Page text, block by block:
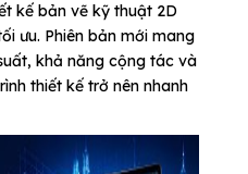
kế bản vẽ kỹ thuật 2D
ưu. Phiên bản mới mang
khả năng cộng tác và
thiết kế trở nên nhanh